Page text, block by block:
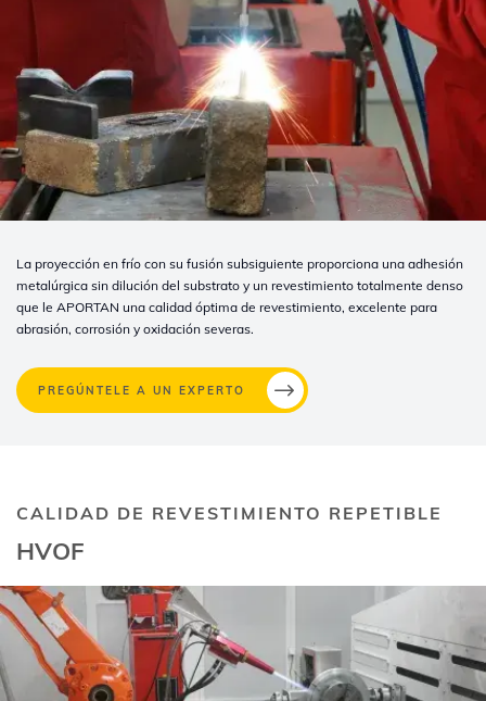
La proyección en frío con su fusión subsiguiente proporciona una adhesión
metalúrgica sin dilución del substrato y un revestimiento totalmente denso
que le APORTAN una calidad óptima de revestimiento, excelente para
abrasión, corrosión y oxidación severas.
PREGÚNTELE A UN EXPERTO
CALIDAD DE REVESTIMIENTO REPETIBLE
HVOF